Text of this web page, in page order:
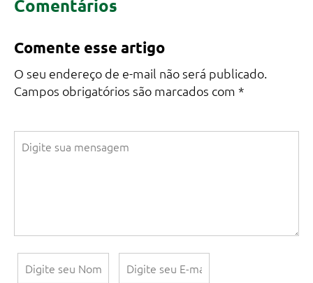
Comentários
Comente esse artigo
O seu endereço de e-mail não será publicado.
Campos obrigatórios são marcados com *